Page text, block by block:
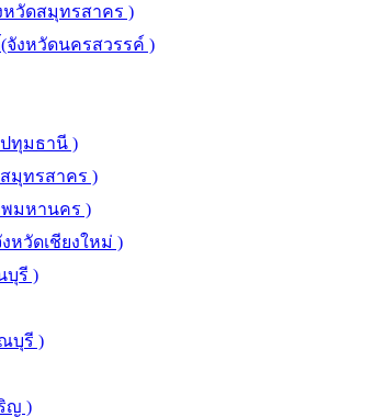
หวัดสมุทรสาคร )
(จังหวัดนครสวรรค์ )
ทุมธานี )
มุทรสาคร )
พมหานคร )
หวัดเชียงใหม่ )
บุรี )
บุรี )
ญ )